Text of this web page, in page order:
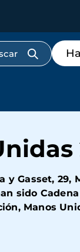
Menú
de
y Gasset, 29,
sido
Manos